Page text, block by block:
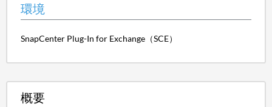
環境
SnapCenter Plug-In for Exchange（SCE）
概要